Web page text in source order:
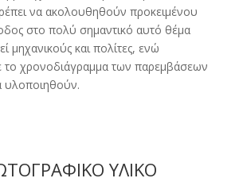
να ακολουθηθούν προκειμένου
στο πολύ σημαντικό αυτό θέμα
μηχανικούς και πολίτες, ενώ
χρονοδιάγραμμα των παρεμβάσεων
υλοποιηθούν.
ΥΛΙΚΟ